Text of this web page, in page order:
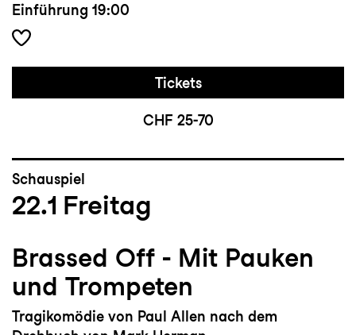
Einführung 19:00
Tickets
CHF 25-70
Schauspiel
22.1 Freitag
Brassed Off - Mit Pauken
und Trompeten
Tragikomödie von Paul Allen nach dem